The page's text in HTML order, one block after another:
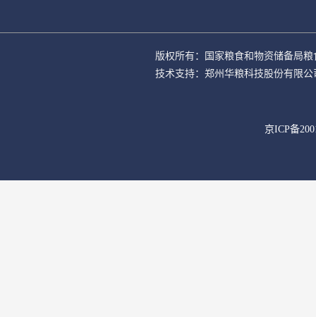
版权所有：国家粮食和物资储备局
技术支持：郑州华粮科技股份有限公
京ICP备